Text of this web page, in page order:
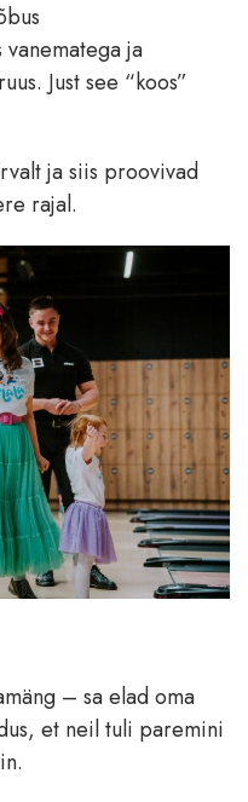
ja
Just see “koos”
ja siis proovivad
rajal.
– sa elad oma
et neil tuli paremini